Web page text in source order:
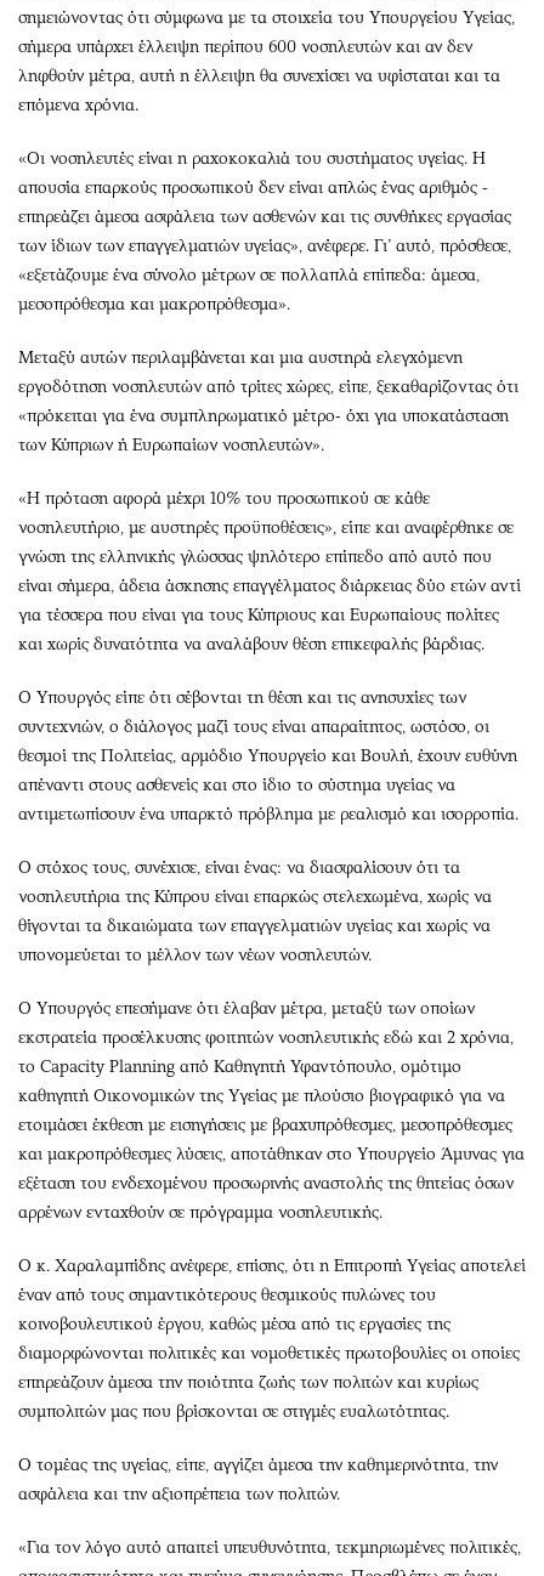
σημειώνοντας ότι σύμφωνα με τα στοιχεία του Υπουργείου Υγείας,
σήμερα υπάρχει έλλειψη περίπου 600 νοσηλευτών και αν δεν
ληφθούν μέτρα, αυτή η έλλειψη θα συνεχίσει να υφίσταται και τα
επόμενα χρόνια.
«Οι νοσηλευτές είναι η ραχοκοκαλιά του συστήματος υγείας. Η
απουσία επαρκούς προσωπικού δεν είναι απλώς ένας αριθμός -
επηρεάζει άμεσα ασφάλεια των ασθενών και τις συνθήκες εργασίας
των ίδιων των επαγγελματιών υγείας», ανέφερε. Γι’ αυτό, πρόσθεσε,
«εξετάζουμε ένα σύνολο μέτρων σε πολλαπλά επίπεδα: άμεσα,
μεσοπρόθεσμα και μακροπρόθεσμα».
Μεταξύ αυτών περιλαμβάνεται και μια αυστηρά ελεγχόμενη
εργοδότηση νοσηλευτών από τρίτες χώρες, είπε, ξεκαθαρίζοντας ότι
«πρόκειται για ένα συμπληρωματικό μέτρο- όχι για υποκατάσταση
των Κύπριων ή Ευρωπαίων νοσηλευτών».
«Η πρόταση αφορά μέχρι 10% του προσωπικού σε κάθε
νοσηλευτήριο, με αυστηρές προϋποθέσεις», είπε και αναφέρθηκε σε
γνώση της ελληνικής γλώσσας ψηλότερο επίπεδο από αυτό που
είναι σήμερα, άδεια άσκησης επαγγέλματος διάρκειας δύο ετών αντί
για τέσσερα που είναι για τους Κύπριους και Ευρωπαίους πολίτες
και χωρίς δυνατότητα να αναλάβουν θέση επικεφαλής βάρδιας.
Ο Υπουργός είπε ότι σέβονται τη θέση και τις ανησυχίες των
συντεχνιών, ο διάλογος μαζί τους είναι απαραίτητος, ωστόσο, οι
θεσμοί της Πολιτείας, αρμόδιο Υπουργείο και Βουλή, έχουν ευθύνη
απέναντι στους ασθενείς και στο ίδιο το σύστημα υγείας να
αντιμετωπίσουν ένα υπαρκτό πρόβλημα με ρεαλισμό και ισορροπία.
Ο στόχος τους, συνέχισε, είναι ένας: να διασφαλίσουν ότι τα
νοσηλευτήρια της Κύπρου είναι επαρκώς στελεχωμένα, χωρίς να
θίγονται τα δικαιώματα των επαγγελματιών υγείας και χωρίς να
υπονομεύεται το μέλλον των νέων νοσηλευτών.
Ο Υπουργός επεσήμανε ότι έλαβαν μέτρα, μεταξύ των οποίων
εκστρατεία προσέλκυσης φοιτητών νοσηλευτικής εδώ και 2 χρόνια,
το Capacity Planning από Καθηγητή Υφαντόπουλο, ομότιμο
καθηγητή Οικονομικών της Υγείας με πλούσιο βιογραφικό για να
ετοιμάσει έκθεση με εισηγήσεις με βραχυπρόθεσμες, μεσοπρόθεσμες
και μακροπρόθεσμες λύσεις, αποτάθηκαν στο Υπουργείο Άμυνας για
εξέταση του ενδεχομένου προσωρινής αναστολής της θητείας όσων
αρρένων ενταχθούν σε πρόγραμμα νοσηλευτικής.
Ο κ. Χαραλαμπίδης ανέφερε, επίσης, ότι η Επιτροπή Υγείας αποτελεί
έναν από τους σημαντικότερους θεσμικούς πυλώνες του
κοινοβουλευτικού έργου, καθώς μέσα από τις εργασίες της
διαμορφώνονται πολιτικές και νομοθετικές πρωτοβουλίες οι οποίες
επηρεάζουν άμεσα την ποιότητα ζωής των πολιτών και κυρίως
συμπολιτών μας που βρίσκονται σε στιγμές ευαλωτότητας.
Ο τομέας της υγείας, είπε, αγγίζει άμεσα την καθημερινότητα, την
ασφάλεια και την αξιοπρέπεια των πολιτών.
«Για τον λόγο αυτό απαιτεί υπευθυνότητα, τεκμηριωμένες πολιτικές,